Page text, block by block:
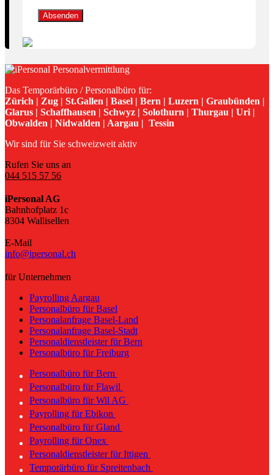
Absenden
Das Temporärbüro / Personalbüro für:
Zürich | Zug | St.Gallen | Basel | Bern | Luzern | Graubünden |
Glarus | Schaffhausen | Schwyz | Solothurn | Thurgau | Uri |
Obwalden | Nidwalden | Aargau | Tessin
Wir sind für Sie schweizweit aktiv
Rufen Sie uns an
044 515 57 56
iPersonal AG
Bahnhofplatz 1c
8304 Wallisellen
E-Mail
info@ipersonal.ch
für Unternehmen
Payrolling Aargau
Personalbüro für Basel
Personalanfrage Basel-Land
Personalanfrage Basel-Stadt
Personaldienstleister für Bern
Personalbüro für Freiburg
Personalbüro für Bern
Personalbüro für Flawil
Personalbüro für Wil AG
Payrolling für Ebikon
Personalbüro für Gland
Payrolling für Onex
Personaldienstleister für Ittigen
Temporärbüro für Spreitenbach